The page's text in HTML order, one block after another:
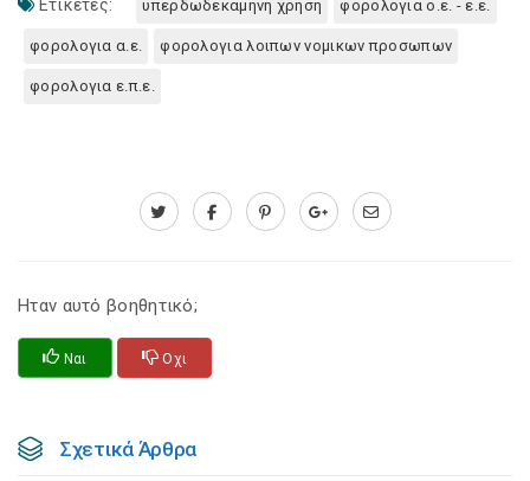
Ετικέτες: υπερδωδεκαμηνη χρηση φορολογια ο.ε. - ε.ε.
φορολογια α.ε. φορολογια λοιπων νομικων προσωπων
φορολογια ε.π.ε.
Ηταν αυτό βοηθητικό;
Ναι Οχι
Σχετικά Άρθρα